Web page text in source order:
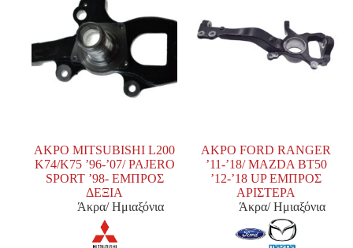
ΑΚΡΟ MITSUBISHI L200
Κ74/Κ75 ’96-’07/ PAJERO
SPORT ’98- ΕΜΠΡΟΣ
ΔΕΞΙΑ
Άκρα/ Ημιαξόνια
ΑΚΡΟ FORD RANGER
’11-’18/ MAZDA BT50
’12-’18 UP ΕΜΠΡΟΣ
ΑΡΙΣΤΕΡΑ
Άκρα/ Ημιαξόνια